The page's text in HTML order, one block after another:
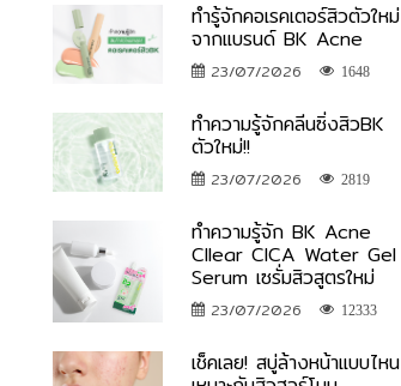
ทำรู้จักคอเรคเตอร์สิวตัวใหม่
จากแบรนด์ BK Acne
23/07/2026 1648
ทำความรู้จักคลีนซิ่งสิวBK
ตัวใหม่!!
23/07/2026 2819
ทำความรู้จัก BK Acne
Cllear CICA Water Gel
Serum เซรั่มสิวสูตรใหม่
23/07/2026 12333
เช็คเลย! สบู่ล้างหน้าแบบไหน